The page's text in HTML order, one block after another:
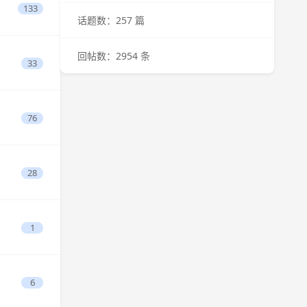
133
33
76
28
1
6
话题数：257 篇
回帖数：2954 条